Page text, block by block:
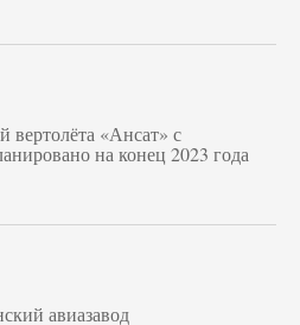
вертолёта «Ансат» с
на конец 2023 года
авиазавод